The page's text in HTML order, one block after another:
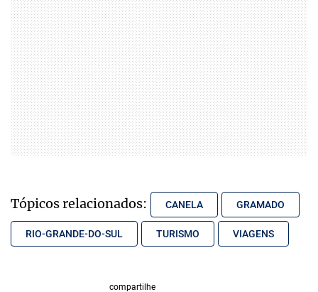
Tópicos relacionados: CANELA GRAMADO
RIO-GRANDE-DO-SUL TURISMO VIAGENS
compartilhe